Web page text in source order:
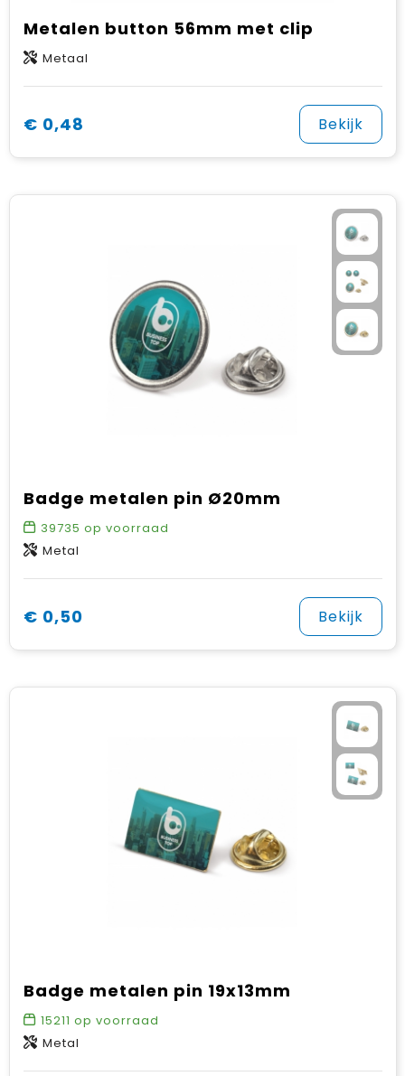
Metalen button 56mm met clip
Metaal
€ 0,48 Bekijk
Badge metalen pin Ø20mm
39735 op voorraad
Metal
€ 0,50 Bekijk
Badge metalen pin 19x13mm
15211 op voorraad
Metal